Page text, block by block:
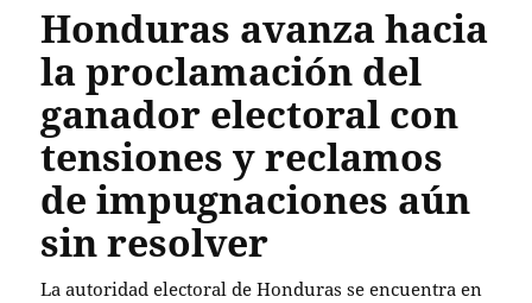
Honduras avanza hacia
la proclamación del
ganador electoral con
tensiones y reclamos
de impugnaciones aún
sin resolver
La autoridad electoral de Honduras se encuentra en